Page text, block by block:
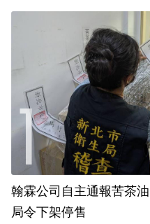
翰霖公司自主通報苦茶
局令下架停售